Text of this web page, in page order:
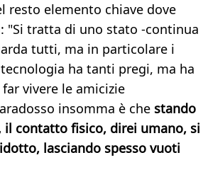
resto elemento chiave dove
"Si tratta di uno stato -continua
tutti, ma in particolare i
ha tanti pregi, ma ha
vivere le amicizie
insomma è che stando
il contatto fisico, direi umano, si
lasciando spesso vuoti